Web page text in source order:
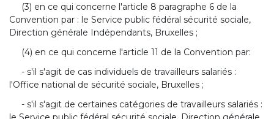
(3) en ce qui concerne l'article 8 paragraphe 6 de la
Convention par : le Service public fédéral sécurité sociale,
Direction générale Indépendants, Bruxelles ;
(4) en ce qui concerne l'article 11 de la Convention par:
- s'il s'agit de cas individuels de travailleurs salariés :
l'Office national de sécurité sociale, Bruxelles ;
- s'il s'agit de certaines catégories de travailleurs salariés :